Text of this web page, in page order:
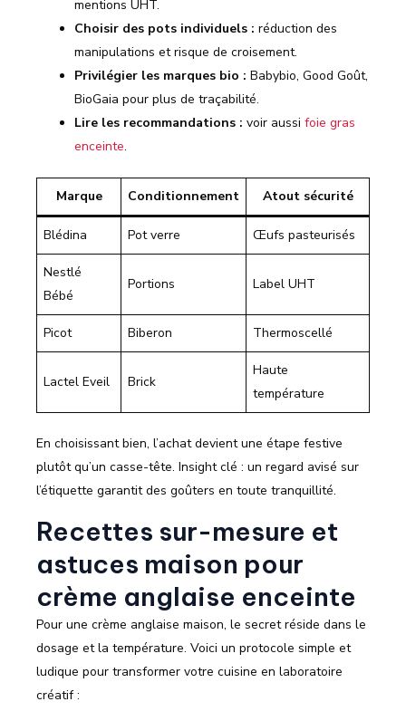
mentions UHT.
Choisir des pots individuels : réduction des
manipulations et risque de croisement.
Privilégier les marques bio : Babybio, Good Goût,
BioGaia pour plus de traçabilité.
Lire les recommandations : voir aussi foie gras
enceinte.
Marque Conditionnement Atout sécurité
Blédina Pot verre Œufs pasteurisés
Nestlé
Bébé
Portions Label UHT
Picot Biberon Thermoscellé
Lactel Eveil Brick
Haute
température
En choisissant bien, l’achat devient une étape festive
plutôt qu’un casse-tête. Insight clé : un regard avisé sur
l’étiquette garantit des goûters en toute tranquillité.
Recettes sur-mesure et
astuces maison pour
crème anglaise enceinte
Pour une crème anglaise maison, le secret réside dans le
dosage et la température. Voici un protocole simple et
ludique pour transformer votre cuisine en laboratoire
créatif :